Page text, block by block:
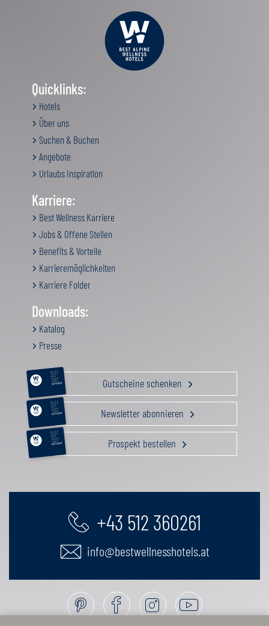
Quicklinks:
Hotels
Über uns
Suchen & Buchen
Angebote
Urlaubs Inspiration
Karriere:
Best Wellness Karriere
Jobs & Offene Stellen
Benefits & Vorteile
Karrieremöglichkeiten
Karriere Folder
Downloads:
Katalog
Presse
RELAX &
BEAUTY
AKTIV
GENUSS
FAMILIE
GUTSCHEIN Gutscheine schenken
RELAX &
BEAUTY
AKTIV
GENUSS
FAMILIE
GUTSCHEIN Newsletter abonnieren
RELAX &
BEAUTY
AKTIV
GENUSS
FAMILIE
GUTSCHEIN Prospekt bestellen
+43 512 360261
info@bestwellnesshotels.at